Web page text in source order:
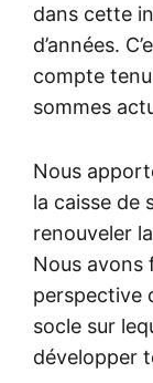
dans cette
d’années.
compte tenu
sommes
Nous
la caisse de
renouveler
Nous avons
perspective
socle sur
développer